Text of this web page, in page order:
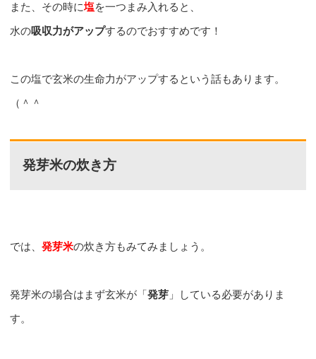
また、その時に塩を一つまみ入れると、
水の吸収力がアップするのでおすすめです！
この塩で玄米の生命力がアップするという話もあります。
（＾＾ゞ
発芽米の炊き方
では、発芽米の炊き方もみてみましょう。
発芽米の場合はまず玄米が「発芽 」している必要がありま
す。